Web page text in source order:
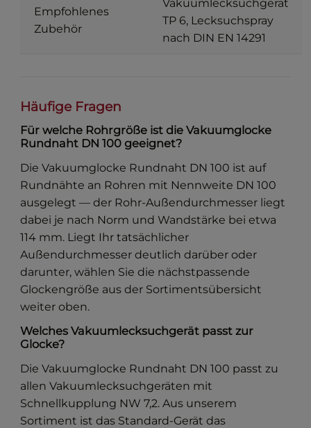
Empfohlenes
Zubehör
Vakuumlecksuchgerät
TP 6, Lecksuchspray
nach DIN EN 14291
Häufige Fragen
Für welche Rohrgröße ist die Vakuumglocke
Rundnaht DN 100 geeignet?
Die Vakuumglocke Rundnaht DN 100 ist auf
Rundnähte an Rohren mit Nennweite DN 100
ausgelegt — der Rohr-Außendurchmesser liegt
dabei je nach Norm und Wandstärke bei etwa
114 mm. Liegt Ihr tatsächlicher
Außendurchmesser deutlich darüber oder
darunter, wählen Sie die nächstpassende
Glockengröße aus der Sortimentsübersicht
weiter oben.
Welches Vakuumlecksuchgerät passt zur
Glocke?
Die Vakuumglocke Rundnaht DN 100 passt zu
allen Vakuumlecksuchgeräten mit
Schnellkupplung NW 7,2. Aus unserem
Sortiment ist das Standard-Gerät das